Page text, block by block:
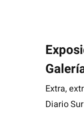
Extra,
Diario